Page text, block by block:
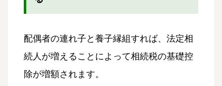
配偶者の連れ子と養子縁組すれば、法定相
続人が増えることによって相続税の基礎控
除が増額されます。